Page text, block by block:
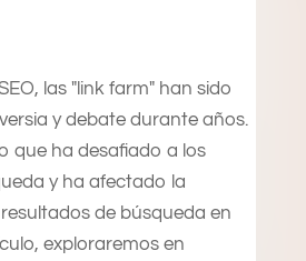
las "link farm" han sido
y debate durante años.
que ha desafiado a los
y ha afectado la
de búsqueda en
exploraremos en